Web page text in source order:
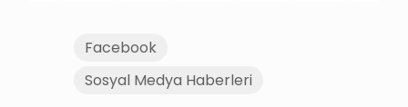
Facebook
Sosyal Medya Haberleri